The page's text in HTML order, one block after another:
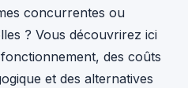
concurrentes ou
? Vous découvrirez ici
des coûts
et des alternatives